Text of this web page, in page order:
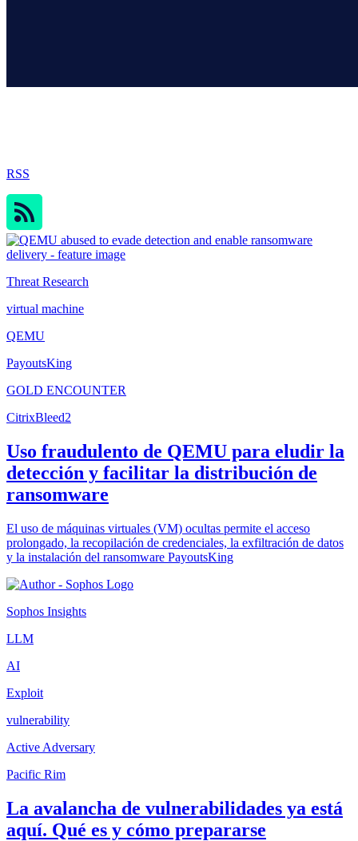
RSS
Threat Research
virtual machine
QEMU
PayoutsKing
GOLD ENCOUNTER
CitrixBleed2
Uso fraudulento de QEMU para eludir la
detección y facilitar la distribución de
ransomware
El uso de máquinas virtuales (VM) ocultas permite el acceso
prolongado, la recopilación de credenciales, la exfiltración de datos
y la instalación del ransomware PayoutsKing
Sophos Insights
LLM
AI
Exploit
vulnerability
Active Adversary
Pacific Rim
La avalancha de vulnerabilidades ya está
aquí. Qué es y cómo prepararse